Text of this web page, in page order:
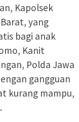
Kapolsek
yang
bagi anak
Kanit
Polda Jawa
gangguan
kurang mampu,